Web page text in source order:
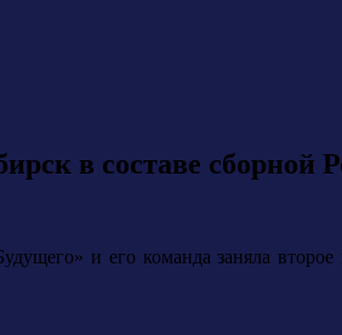
в составе сборной
и его команда заняла